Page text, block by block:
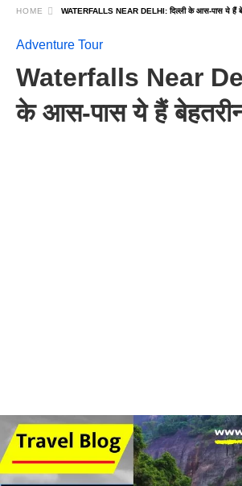
HOME WATERFALLS NEAR DELHI: दिल्ली के आस-पास ये हैं
Adventure Tour
Waterfalls Near
के आस-पास ये हैं